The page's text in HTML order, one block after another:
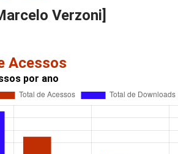
Verzoni]
Acessos
por ano